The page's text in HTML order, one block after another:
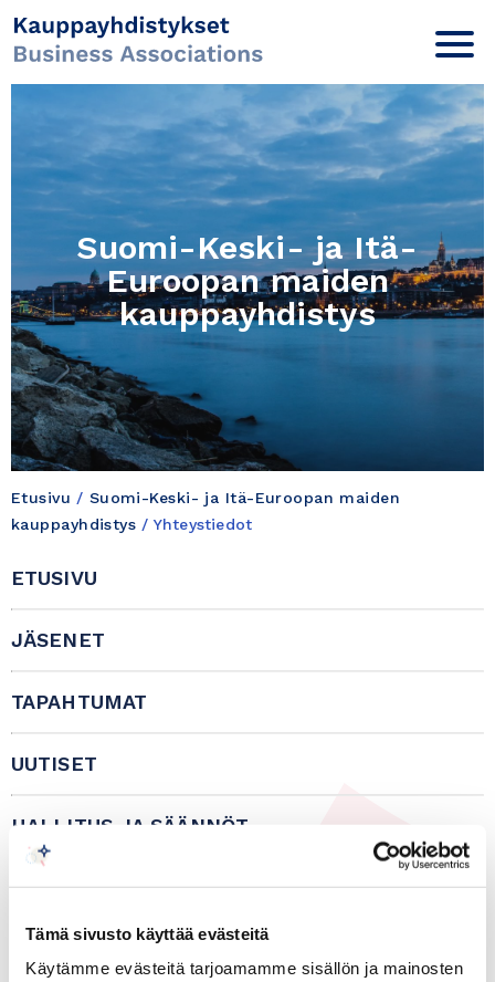
Tämä sivusto käyttää evästeitä
Käytämme evästeitä tarjoamamme sisällön ja mainosten
Suomi-Keski- ja Itä-
Euroopan maiden
kauppayhdistys
Etusivu / Suomi-Keski- ja Itä-Euroopan maiden
kauppayhdistys / Yhteystiedot
ETUSIVU
JÄSENET
TAPAHTUMAT
UUTISET
HALLITUS JA SÄÄNNÖT
YHTEYSTIEDOT